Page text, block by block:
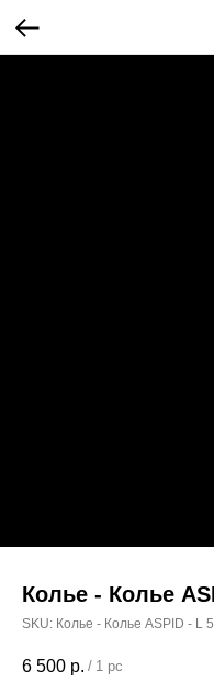
Колье - Колье
SKU: Колье - Колье ASPID - L
6 500 р. / 1 pc